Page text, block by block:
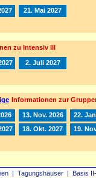
| Tagungshäuser | Basis
21. Mai 2027
zu Intensiv III
2. Juli 2027
Informationen zur
13. Nov. 2026
22.
18. Okt. 2027 19.